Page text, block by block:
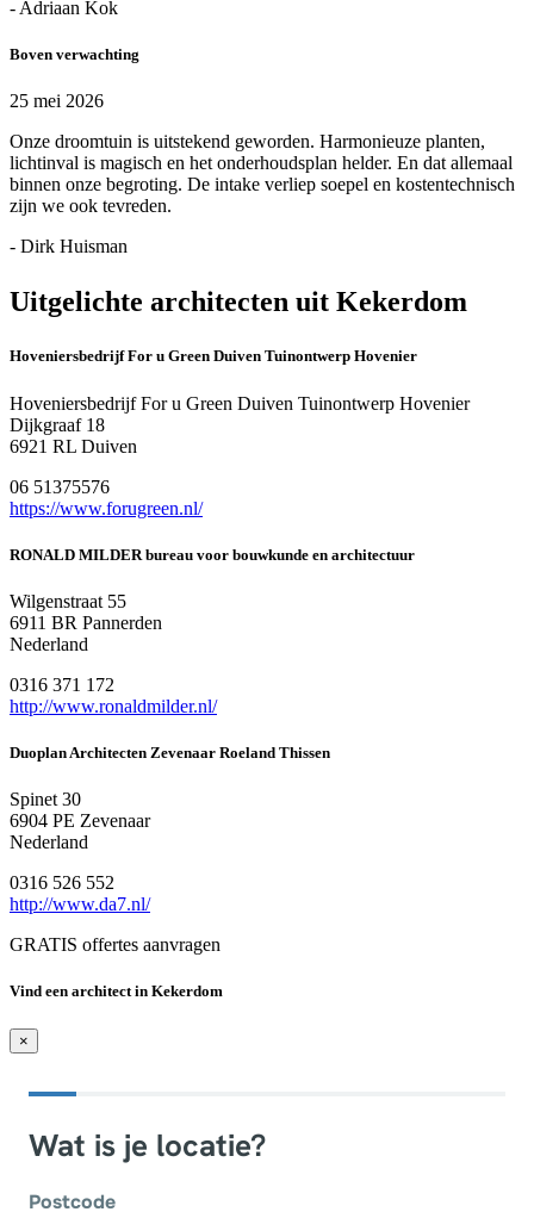
- Adriaan Kok
Boven verwachting
25 mei 2026
Onze droomtuin is uitstekend geworden. Harmonieuze planten,
lichtinval is magisch en het onderhoudsplan helder. En dat allemaal
binnen onze begroting. De intake verliep soepel en kostentechnisch
zijn we ook tevreden.
- Dirk Huisman
Uitgelichte architecten uit Kekerdom
Hoveniersbedrijf For u Green Duiven Tuinontwerp Hovenier
Hoveniersbedrijf For u Green Duiven Tuinontwerp Hovenier
Dijkgraaf 18
6921 RL Duiven
06 51375576
https://www.forugreen.nl/
RONALD MILDER bureau voor bouwkunde en architectuur
Wilgenstraat 55
6911 BR Pannerden
Nederland
0316 371 172
http://www.ronaldmilder.nl/
Duoplan Architecten Zevenaar Roeland Thissen
Spinet 30
6904 PE Zevenaar
Nederland
0316 526 552
http://www.da7.nl/
GRATIS offertes aanvragen
Vind een architect in Kekerdom
×